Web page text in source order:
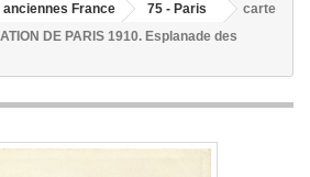
France 75 - Paris
carte
DE PARIS 1910. Esplanade des